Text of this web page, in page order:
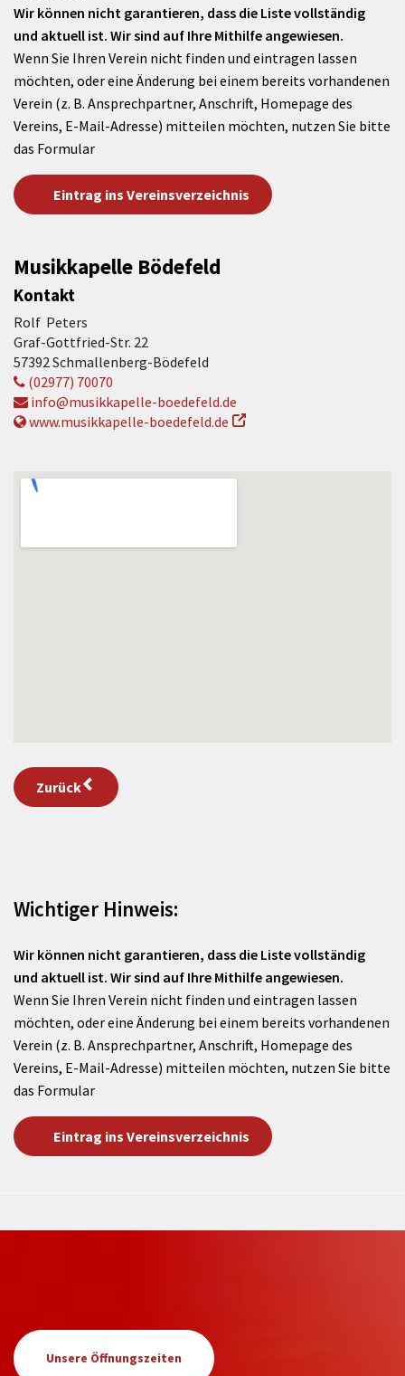
Wir können nicht garantieren, dass die Liste vollständig
und aktuell ist. Wir sind auf Ihre Mithilfe angewiesen.
Wenn Sie Ihren Verein nicht finden und eintragen lassen
möchten, oder eine Änderung bei einem bereits vorhandenen
Verein (z. B. Ansprechpartner, Anschrift, Homepage des
Vereins, E-Mail-Adresse) mitteilen möchten, nutzen Sie bitte
das Formular
Eintrag ins Vereinsverzeichnis
Musikkapelle Bödefeld
Kontakt
Rolf Peters
Graf-Gottfried-Str. 22
57392 Schmallenberg-Bödefeld
(02977) 70070
info@musikkapelle-boedefeld.de
www.musikkapelle-boedefeld.de
Zurück
Wichtiger Hinweis:
Wir können nicht garantieren, dass die Liste vollständig
und aktuell ist. Wir sind auf Ihre Mithilfe angewiesen.
Wenn Sie Ihren Verein nicht finden und eintragen lassen
möchten, oder eine Änderung bei einem bereits vorhandenen
Verein (z. B. Ansprechpartner, Anschrift, Homepage des
Vereins, E-Mail-Adresse) mitteilen möchten, nutzen Sie bitte
das Formular
Eintrag ins Vereinsverzeichnis
Unsere Öffnungszeiten